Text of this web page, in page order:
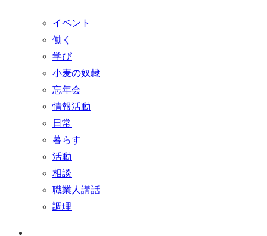
イベント
働く
学び
小麦の奴隷
忘年会
情報活動
日常
暮らす
活動
相談
職業人講話
調理